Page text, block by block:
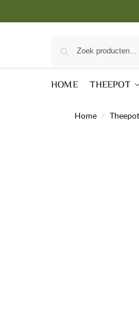
HOME THEEPOT
Home / Theepot